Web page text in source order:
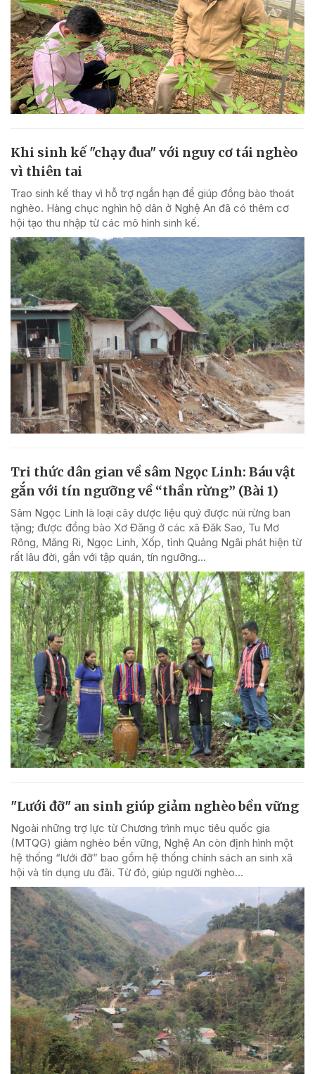
Khi sinh kế "chạy đua" với nguy cơ tái nghèo
vì thiên tai
Trao sinh kế thay vì hỗ trợ ngắn hạn để giúp đồng bào thoát
nghèo. Hàng chục nghìn hộ dân ở Nghệ An đã có thêm cơ
hội tạo thu nhập từ các mô hình sinh kế.
Tri thức dân gian về sâm Ngọc Linh: Báu vật
gắn với tín ngưỡng về “thần rừng” (Bài 1)
Sâm Ngọc Linh là loại cây dược liệu quý được núi rừng ban
tặng; được đồng bào Xơ Đăng ở các xã Đăk Sao, Tu Mơ
Rông, Măng Ri, Ngọc Linh, Xốp, tỉnh Quảng Ngãi phát hiện từ
rất lâu đời, gắn với tập quán, tín ngưỡng...
"Lưới đỡ" an sinh giúp giảm nghèo bền vững
Ngoài những trợ lực từ Chương trình mục tiêu quốc gia
(MTQG) giảm nghèo bền vững, Nghệ An còn định hình một
hệ thống “lưới đỡ” bao gồm hệ thống chính sách an sinh xã
hội và tín dụng ưu đãi. Từ đó, giúp người nghèo...